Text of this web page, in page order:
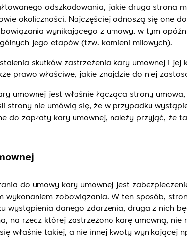
odszkodowania, jakie druga strona
okoliczności. Najczęściej odnoszą się one
wynikającego z umowy, w tym
jego etapów (tzw. kamieni milowych).
skutków zastrzeżenia kary umownej i jej
prawo właściwe, jakie znajdzie do niej
umownej jest właśnie łącząca strony
strony nie umówią się, że w przypadku
do zapłaty kary umownej, należy przyjąć, że
do umowy kary umownej jest
wykonaniem zobowiązania. W ten sposób,
wystąpienia danego zdarzenia, druga z nich
na rzecz której zastrzeżono karę umowną, nie
właśnie takiej, a nie innej kwoty wynikającej